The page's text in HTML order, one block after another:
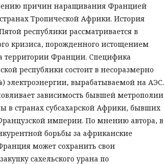
причин наращивания Францией
Тропической Африки. История
республики рассматривается в
кризиса, порожденного истощением
территории Франции. Специфика
республики состоит в несоразмерно
электроэнергии, вырабатываемой на АЭС.
зависимость бывшей метрополии
в странах субсахарской Африки, бывших
империи. По мнению автора, в
борьбы за африканские
может сохранить свои
сахельского урана по